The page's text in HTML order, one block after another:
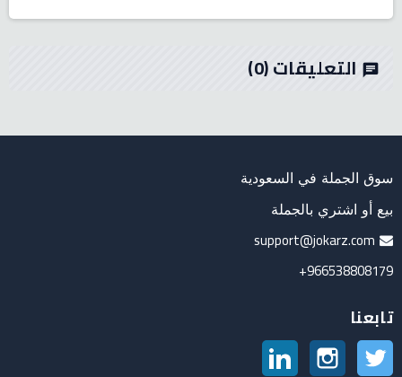
chat التعليقات(0)
سوق الجملة في السعودية
بيع أو اشتري بالجملة
support@jokarz.com
966538808179+
تابعنا
تويتر انستغرام